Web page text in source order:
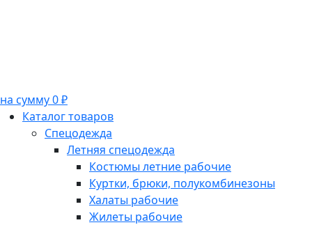
на сумму 0 ₽
Каталог товаров
Спецодежда
Летняя спецодежда
Костюмы летние рабочие
Куртки, брюки, полукомбинезоны
Халаты рабочие
Жилеты рабочие